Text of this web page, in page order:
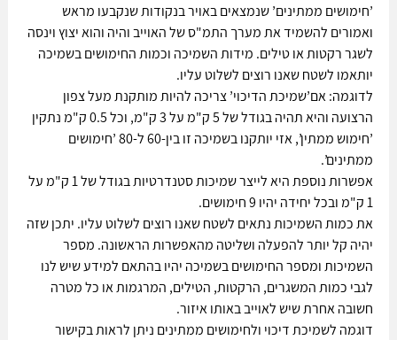
’חימושים ממתינים’ שנמצאים באויר בנקודות שנקבעו מראש
ואמורים להשמיד את מערך התמ"ס של האוייב והיה והוא יצוץ וינסה
לשגר רקטות או טילים. מידות השמיכה וכמות החימושים בשמיכה
יותאמו לשטח שאנו רוצים לשלוט עליו.
לדוגמה: אם’שמיכת הדיכוי’ צריכה להיות מותקנת מעל צפון
הרצועה והיא תהיה בגודל של 5 ק"מ על 3 ק"מ, וכל 0.5 ק"מ נתקין
’חימוש ממתין’, אזי יותקנו בשמיכה זו בין-60 ל-80 ’חימושים
ממתינים’.
אפשרות נוספת היא לייצר שמיכות סטנדרטיות בגודל של 1 ק"מ על
1 ק"מ ובכל יחידה יהיו 9 חימושים.
את כמות השמיכות נתאים לשטח שאנו רוצים לשלוט עליו. יתכן שזה
יהיה קל יותר להפעלה ושליטה מהאפשרות הראשונה. מספר
השמיכות ומספר החימושים בשמיכה יהיו בהתאם למידע שיש לנו
לגבי כמות המשגרים, הרקטות, הטילים, המרגמות או כל מטרה
חשובה אחרת שיש לאוייב באותו איזור.
דוגמה לשמיכת דיכוי ולחימושים ממתינים ניתן לראות בקישור